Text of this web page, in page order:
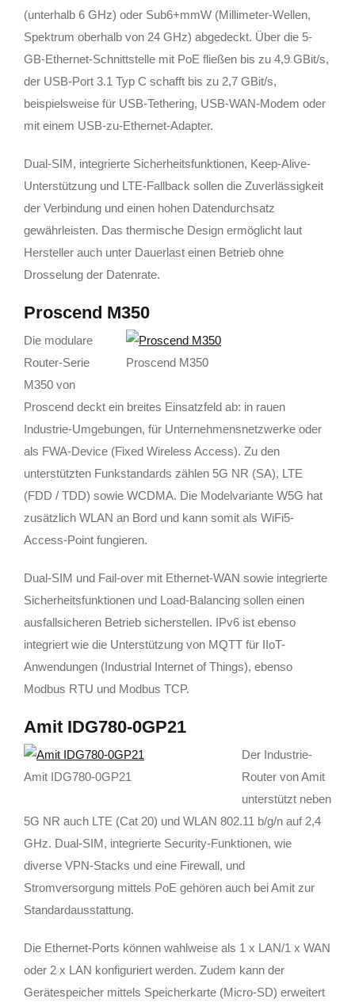
(unterhalb 6 GHz) oder Sub6+mmW (Millimeter-Wellen,
Spektrum oberhalb von 24 GHz) abgedeckt. Über die 5-
GB-Ethernet-Schnittstelle mit PoE fließen bis zu 4,9 GBit/s,
der USB-Port 3.1 Typ C schafft bis zu 2,7 GBit/s,
beispielsweise für USB-Tethering, USB-WAN-Modem oder
mit einem USB-zu-Ethernet-Adapter.
Dual-SIM, integrierte Sicherheitsfunktionen, Keep-Alive-
Unterstützung und LTE-Fallback sollen die Zuverlässigkeit
der Verbindung und einen hohen Datendurchsatz
gewährleisten. Das thermische Design ermöglicht laut
Hersteller auch unter Dauerlast einen Betrieb ohne
Drosselung der Datenrate.
Proscend M350
Proscend M350
Die modulare
Router-Serie
M350 von
Proscend deckt ein breites Einsatzfeld ab: in rauen
Industrie-Umgebungen, für Unternehmensnetzwerke oder
als FWA-Device (Fixed Wireless Access). Zu den
unterstützten Funkstandards zählen 5G NR (SA), LTE
(FDD / TDD) sowie WCDMA. Die Modelvariante W5G hat
zusätzlich WLAN an Bord und kann somit als WiFi5-
Access-Point fungieren.
Dual-SIM und Fail-over mit Ethernet-WAN sowie integrierte
Sicherheitsfunktionen und Load-Balancing sollen einen
ausfallsicheren Betrieb sicherstellen. IPv6 ist ebenso
integriert wie die Unterstützung von MQTT für IIoT-
Anwendungen (Industrial Internet of Things), ebenso
Modbus RTU und Modbus TCP.
Amit IDG780-0GP21
Amit IDG780-0GP21
Der Industrie-
Router von Amit
unterstützt neben
5G NR auch LTE (Cat 20) und WLAN 802.11 b/g/n auf 2,4
GHz. Dual-SIM, integrierte Security-Funktionen, wie
diverse VPN-Stacks und eine Firewall, und
Stromversorgung mittels PoE gehören auch bei Amit zur
Standardausstattung.
Die Ethernet-Ports können wahlweise als 1 x LAN/1 x WAN
oder 2 x LAN konfiguriert werden. Zudem kann der
Gerätespeicher mittels Speicherkarte (Micro-SD) erweitert